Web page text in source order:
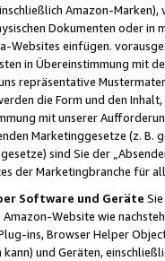
Amazon-
Dokumenten oder in
Websites einfügen.
in Übereinstimmung mit
repräsentative
die Form und den
mit unserer
Marketinggesetze (z. B.
sind Sie der
der Marketingbranche für
Software und Geräte
Website wie
ins, Browser Helper
und Geräten,